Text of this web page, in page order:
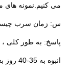
می کنیم.نمونه های
س: زمان سرب
انبوه به 35-40 روز بعد از نمونه نیاز دارد.